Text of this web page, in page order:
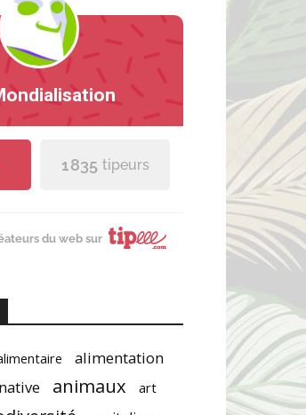
1 835 tipeurs
du web sur
alimentation
animaux art